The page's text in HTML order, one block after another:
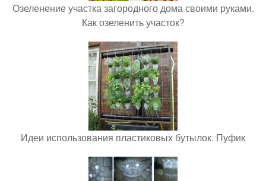
Озеленение участка загородного дома своими руками.
Как озеленить участок?
Идеи использования пластиковых бутылок. Пуфик